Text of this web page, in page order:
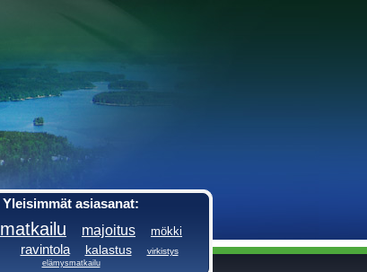
Yleisimmät asiasanat:
matkailu majoitus mökki
ravintola kalastus virkistys
elämysmatkailu